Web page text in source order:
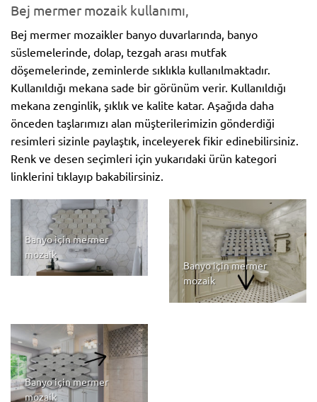
Bej mermer mozaik kullanımı,
Bej mermer mozaikler banyo duvarlarında, banyo
süslemelerinde, dolap, tezgah arası mutfak
döşemelerinde, zeminlerde sıklıkla kullanılmaktadır.
Kullanıldığı mekana sade bir görünüm verir. Kullanıldığı
mekana zenginlik, şıklık ve kalite katar. Aşağıda daha
önceden taşlarımızı alan müşterilerimizin gönderdiği
resimleri sizinle paylaştık, inceleyerek fikir edinebilirsiniz.
Renk ve desen seçimleri için yukarıdaki ürün kategori
linklerini tıklayıp bakabilirsiniz.
Banyo için mermer
mozaik
Banyo için mermer
mozaik
Banyo için mermer
mozaik